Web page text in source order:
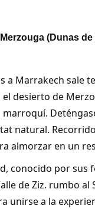
(Dunas
a Marrakech sale
el desierto de
natural.
almorzar en un
conocido por
de Ziz. rumbo
unirse a la